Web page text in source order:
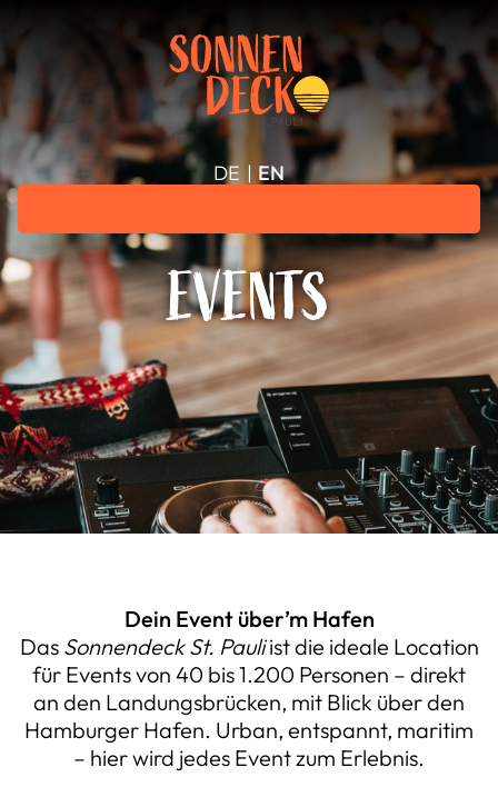
DE EN
EVENTS
Dein Event über’m Hafen
Das Sonnendeck St. Pauliist die ideale Location
für Events von 40 bis 1.200 Personen – direkt
an den Landungsbrücken, mit Blick über den
Hamburger Hafen. Urban, entspannt, maritim
– hier wird jedes Event zum Erlebnis.